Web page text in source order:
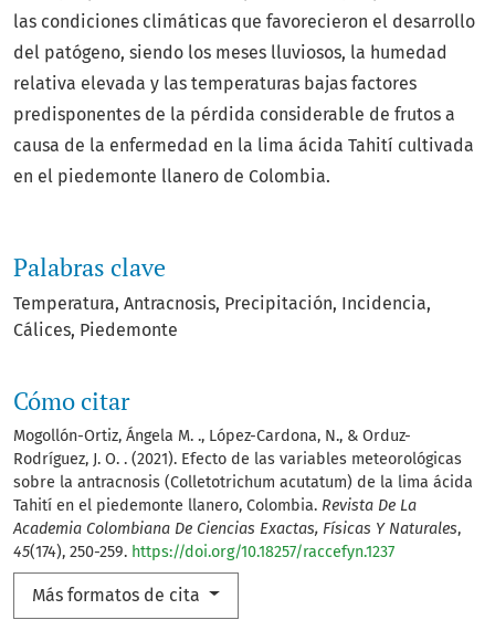
Palabras clave
Temperatura Antracnosis Precipitación Incidencia
Cálices Piedemonte
Cómo citar
Mogollón-Ortiz, Ángela M. ., López-Cardona, N., & Orduz-
Rodríguez, J. O. . (2021). Efecto de las variables meteorológicas
sobre la antracnosis (Colletotrichum acutatum) de la lima ácida
Tahití en el piedemonte llanero, Colombia. Revista De La
Academia Colombiana De Ciencias Exactas, Físicas Y Naturales,
45(174), 250-259. https://doi.org/10.18257/raccefyn.1237
Más formatos de cita
las condiciones climáticas que favorecieron el desarrollo
del patógeno, siendo los meses lluviosos, la humedad
relativa elevada y las temperaturas bajas factores
predisponentes de la pérdida considerable de frutos a
causa de la enfermedad en la lima ácida Tahití cultivada
en el piedemonte llanero de Colombia.